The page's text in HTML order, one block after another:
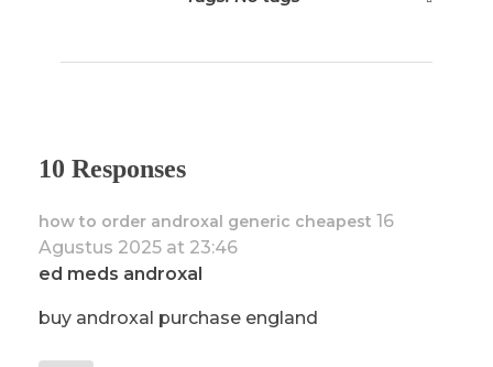
10 Responses
how to order androxal generic cheapest 16
Agustus 2025 at 23:46
ed meds androxal
buy androxal purchase england